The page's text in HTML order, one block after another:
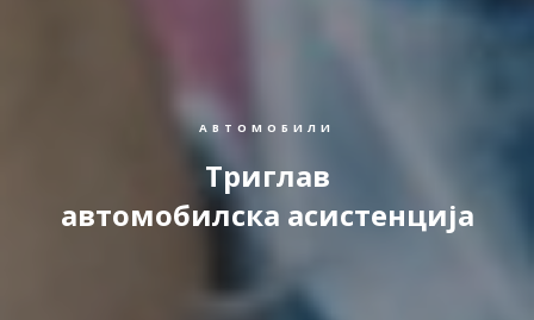
АВТОМОБИЛИ
Триглав
автомобилска асистенција